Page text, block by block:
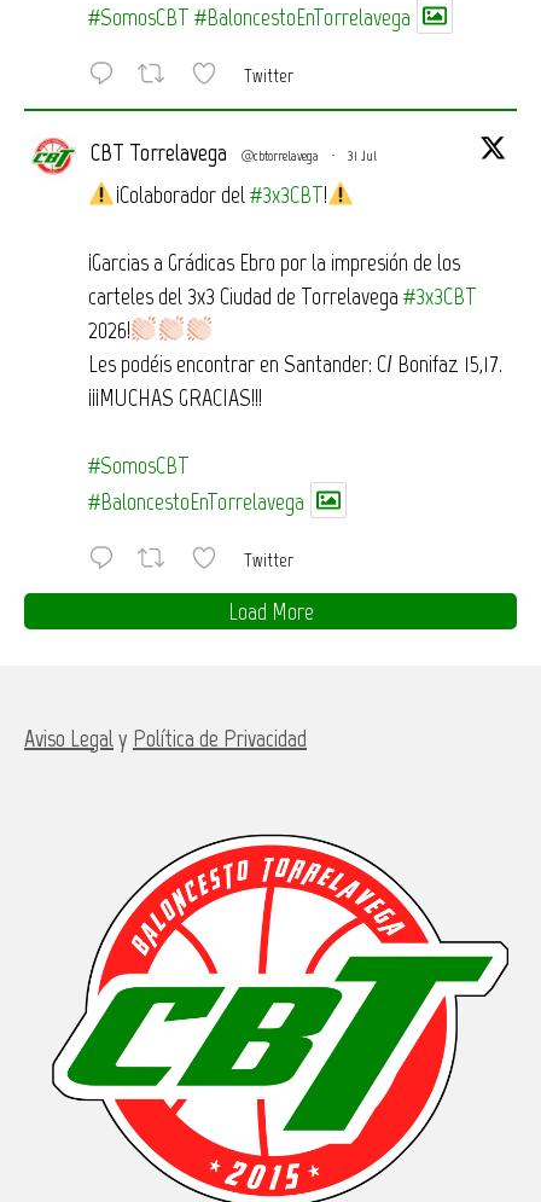
#SomosCBT #BaloncestoEnTorrelavega
Twitter
CBT Torrelavega @cbtorrelavega · 31 Jul
¡Colaborador del#3x3CBT!
¡Garcias a Grádicas Ebro por la impresión de los
carteles del 3x3 Ciudad de Torrelavega#3x3CBT
2026!
Les podéis encontrar en Santander: C/ Bonifaz 15,17.
¡¡¡MUCHAS GRACIAS!!!
#SomosCBT
#BaloncestoEnTorrelavega
Twitter
Load More
Aviso Legal y Política de Privacidad